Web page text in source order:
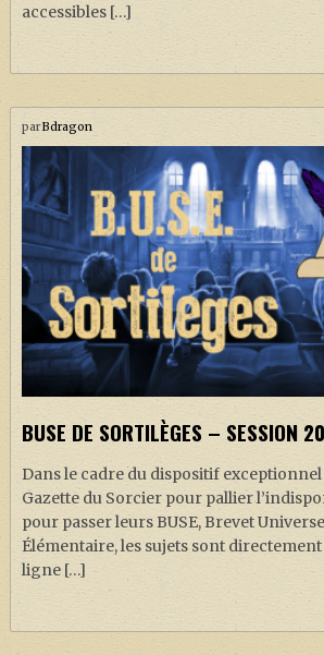
accessibles […]
parBdragon
BUSE DE SORTILÈGES – SESSION
Dans le cadre du dispositif
Gazette du Sorcier pour pallier
pour passer leurs BUSE, Brevet
Élémentaire, les sujets sont
ligne […]